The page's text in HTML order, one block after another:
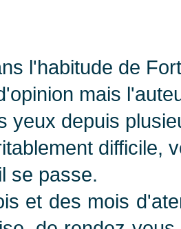
l'habitude de
mais
yeux depuis
difficile,
se passe.
et des mois